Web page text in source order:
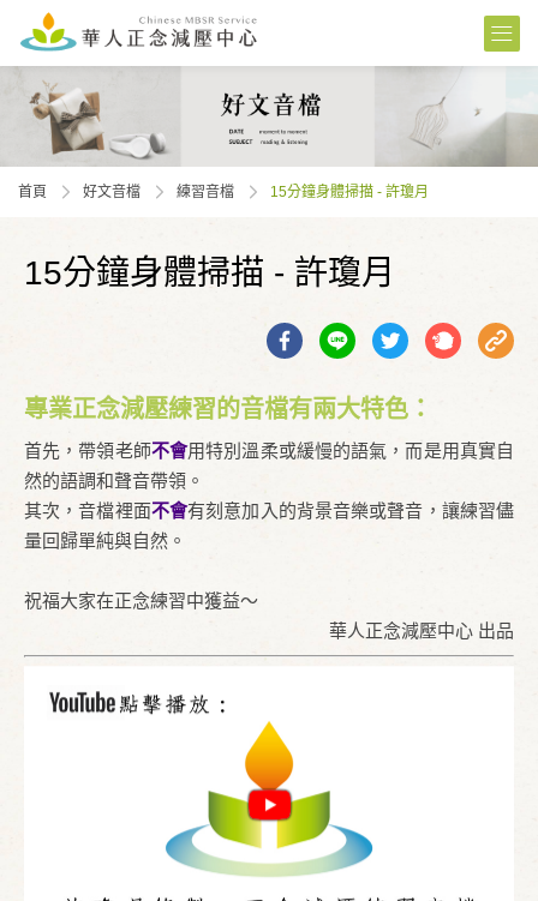
首頁 好文音檔 練習⾳檔 15分鐘身體掃描 - 許瓊月
15分鐘身體掃描 - 許瓊月
專業正念減壓練習的音檔有兩大特色：
首先，帶領老師不會用特別溫柔或緩慢的語氣，而是用真實自
然的語調和聲音帶領。
其次，音檔裡面不會有刻意加入的背景音樂或聲音，讓練習儘
量回歸單純與自然。
祝福大家在正念練習中獲益～
華人正念減壓中心 出品